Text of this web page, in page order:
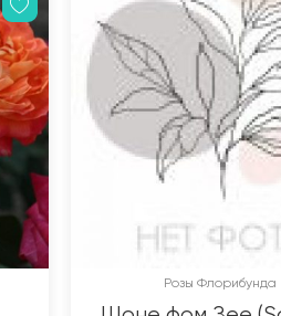
Розы Флорибунда